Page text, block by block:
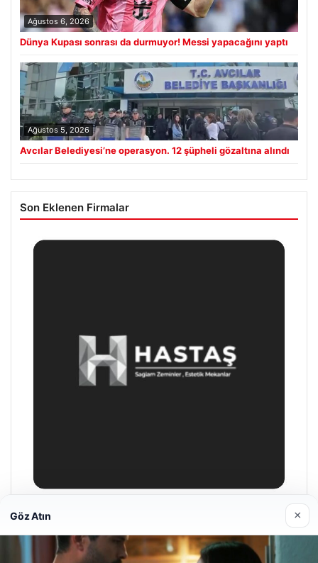
Ağustos 6, 2026
Dünya Kupası sonrası da durmuyor! Messi yapacağını yaptı
Ağustos 5, 2026
Avcılar Belediyesi’ne operasyon. 12 şüpheli gözaltına alındı
Son Eklenen Firmalar
Prenses Night Club
Nisan 29, 2026
Göz Atın ×